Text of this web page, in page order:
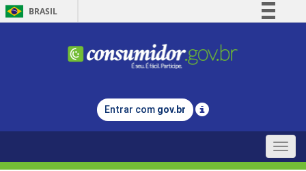
BRASIL
Comunica BR
Legislação
Entrar com gov.br
Toggle